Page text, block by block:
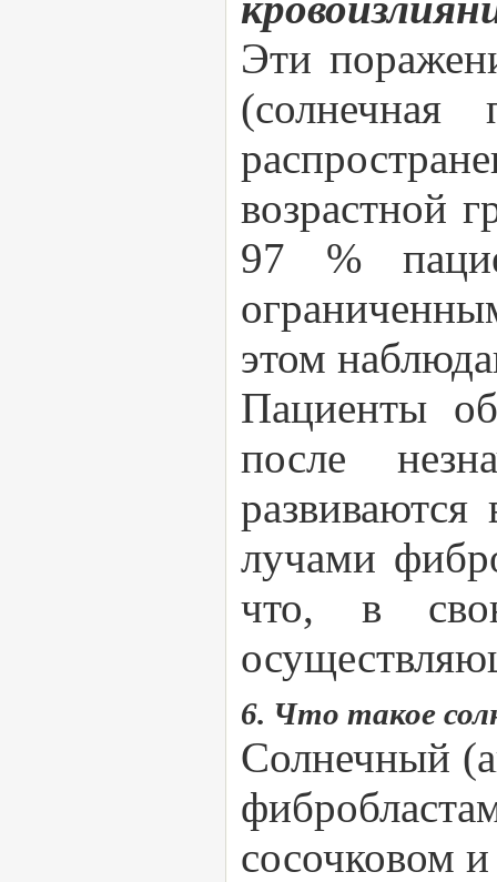
Эти
(солнечная
возрастной
97 %
этом
Пациенты
после
развиваются
лучами
что, в
6. Что такое
Солнечный
сосочковом